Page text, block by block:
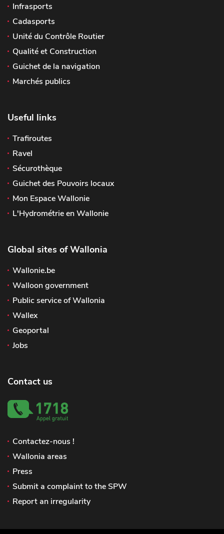
Infrasports
Cadasports
Unité du Contrôle Routier
Qualité et Construction
Guichet de la navigation
Marchés publics
Useful links
Trafiroutes
Ravel
Sécurothèque
Guichet des Pouvoirs locaux
Mon Espace Wallonie
L'Hydrométrie en Wallonie
Global sites of Wallonia
Wallonie.be
Walloon government
Public service of Wallonia
Wallex
Geoportal
Jobs
Contact us
Contactez-nous !
Wallonia areas
Press
Submit a complaint to the SPW
Report an irregularity